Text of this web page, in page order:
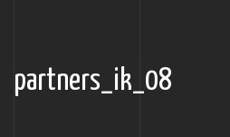
partners_ik_08